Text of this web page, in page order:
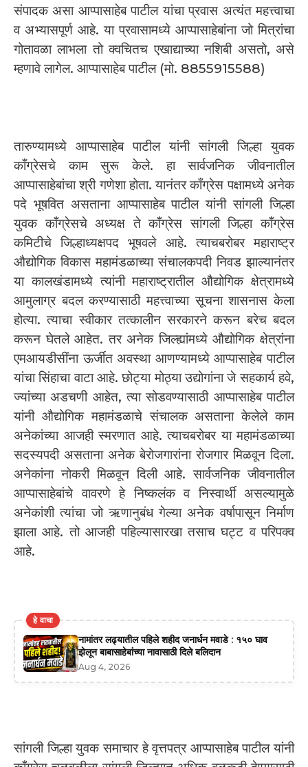
संपादक असा आप्पासाहेब पाटील यांचा प्रवास अत्यंत महत्त्वाचा
व अभ्यासपूर्ण आहे. या प्रवासामध्ये आप्पासाहेबांना जो मित्रांचा
गोतावळा लाभला तो क्वचितच एखाद्याच्या नशिबी असतो, असे
म्हणावे लागेल. आप्पासाहेब पाटील (मो. 8855915588)
तारुण्यामध्ये आप्पासाहेब पाटील यांनी सांगली जिल्हा युवक
काँग्रेसचे काम सुरू केले. हा सार्वजनिक जीवनातील
आप्पासाहेबांचा श्री गणेशा होता. यानंतर काँग्रेस पक्षामध्ये अनेक
पदे भूषवित असताना आप्पासाहेब पाटील यांनी सांगली जिल्हा
युवक काँग्रेसचे अध्यक्ष ते काँग्रेस सांगली जिल्हा काँग्रेस
कमिटीचे जिल्हाध्यक्षपद भूषवले आहे. त्याचबरोबर महाराष्ट्र
औद्योगिक विकास महामंडळाच्या संचालकपदी निवड झाल्यानंतर
या कालखंडामध्ये त्यांनी महाराष्ट्रातील औद्योगिक क्षेत्रामध्ये
आमुलाग्र बदल करण्यासाठी महत्त्वाच्या सूचना शासनास केला
होत्या. त्याचा स्वीकार तत्कालीन सरकारने करून बरेच बदल
करून घेतले आहेत. तर अनेक जिल्ह्यांमध्ये औद्योगिक क्षेत्रांना
एमआयडीसींना ऊर्जीत अवस्था आणण्यामध्ये आप्पासाहेब पाटील
यांचा सिंहाचा वाटा आहे. छोट्या मोठ्या उद्योगांना जे सहकार्य हवे,
ज्यांच्या अडचणी आहेत, त्या सोडवण्यासाठी आप्पासाहेब पाटील
यांनी औद्योगिक महामंडळाचे संचालक असताना केलेले काम
अनेकांच्या आजही स्मरणात आहे. त्याचबरोबर या महामंडळाच्या
सदस्यपदी असताना अनेक बेरोजगारांना रोजगार मिळवून दिला.
अनेकांना नोकरी मिळवून दिली आहे. सार्वजनिक जीवनातील
आप्पासाहेबांचे वावरणे हे निष्कलंक व निस्वार्थी असल्यामुळे
अनेकांशी त्यांचा जो ऋणानुबंध गेल्या अनेक वर्षापासून निर्माण
झाला आहे. तो आजही पहिल्यासारखा तसाच घट्ट व परिपक्व
आहे.
हे वाचा
नामांतर लढ्यातील पहिले शहीद जनार्धन मवाडे : १५० घाव
झेलून बाबासाहेबांच्या नावासाठी दिले बलिदान
Aug 4, 2026
सांगली जिल्हा युवक समाचार हे वृत्तपत्र आप्पासाहेब पाटील यांनी